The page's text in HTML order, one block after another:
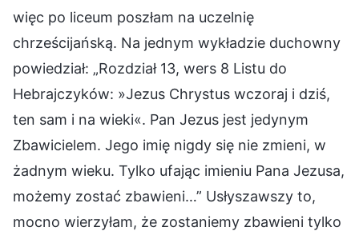
więc po liceum poszłam na uczelnię
chrześcijańską. Na jednym wykładzie duchowny
powiedział: „Rozdział 13, wers 8 Listu do
Hebrajczyków: »Jezus Chrystus wczoraj i dziś,
ten sam i na wieki«. Pan Jezus jest jedynym
Zbawicielem. Jego imię nigdy się nie zmieni, w
żadnym wieku. Tylko ufając imieniu Pana Jezusa,
możemy zostać zbawieni…” Usłyszawszy to,
mocno wierzyłam, że zostaniemy zbawieni tylko